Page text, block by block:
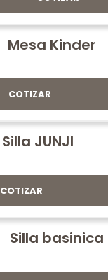
Mesa Kinder
COTIZAR
Silla JUNJI
COTIZAR
Silla basinica